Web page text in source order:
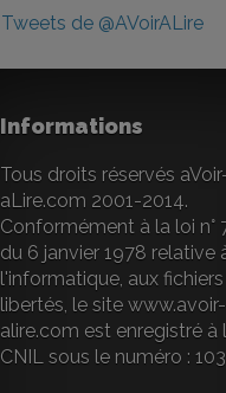
Tweets de @AVoirALire
Informations
Tous droits réservés
aLire.com 2001-2014.
Conformément à la loi n°
du 6 janvier 1978 relative
l'informatique, aux
libertés, le site www.avoir-
alire.com est enregistré à
CNIL sous le numéro :